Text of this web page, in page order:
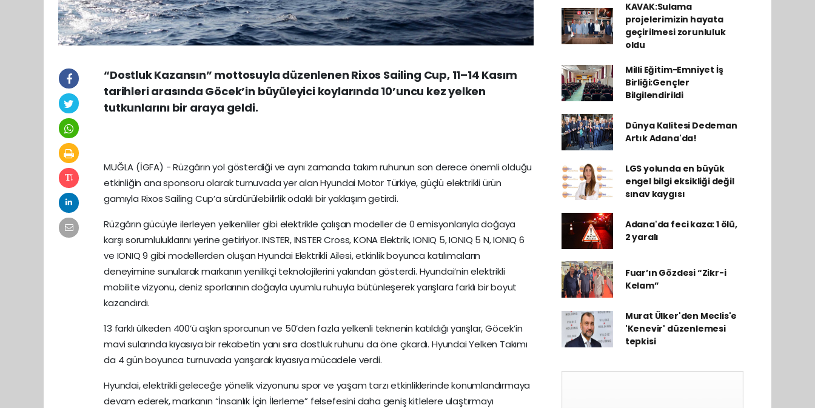
“Dostluk Kazansın” mottosuyla düzenlenen Rixos Sailing Cup, 11–14 Kasım
tarihleri arasında Göcek’in büyüleyici koylarında 10’uncu kez yelken
tutkunlarını bir araya geldi.
MUĞLA (İGFA) - Rüzgârın yol gösterdiği ve aynı zamanda takım ruhunun son derece önemli olduğu
etkinliğin ana sponsoru olarak turnuvada yer alan Hyundai Motor Türkiye, güçlü elektrikli ürün
gamıyla Rixos Sailing Cup’a sürdürülebilirlik odaklı bir yaklaşım getirdi.
Rüzgârın gücüyle ilerleyen yelkenliler gibi elektrikle çalışan modeller de 0 emisyonlarıyla doğaya
karşı sorumluluklarını yerine getiriyor. INSTER, INSTER Cross, KONA Elektrik, IONIQ 5, IONIQ 5 N, IONIQ 6
ve IONIQ 9 gibi modellerden oluşan Hyundai Elektrikli Ailesi, etkinlik boyunca katılımcıların
deneyimine sunularak markanın yenilikçi teknolojilerini yakından gösterdi. Hyundai’nin elektrikli
mobilite vizyonu, deniz sporlarının doğayla uyumlu ruhuyla bütünleşerek yarışlara farklı bir boyut
kazandırdı.
13 farklı ülkeden 400’ü aşkın sporcunun ve 50’den fazla yelkenli teknenin katıldığı yarışlar, Göcek’in
mavi sularında kıyasıya bir rekabetin yanı sıra dostluk ruhunu da öne çıkardı. Hyundai Yelken Takımı
da 4 gün boyunca turnuvada yarışarak kıyasıya mücadele verdi.
Hyundai, elektrikli geleceğe yönelik vizyonunu spor ve yaşam tarzı etkinliklerinde konumlandırmaya
devam ederek, markanın “İnsanlık İçin İlerleme” felsefesini daha geniş kitlelere ulaştırmayı
KAVAK:Sulama
projelerimizin hayata
geçirilmesi zorunluluk
oldu
Milli Eğitim-Emniyet İş
Birliği:Gençler
Bilgilendirildi
Dünya Kalitesi Dedeman
Artık Adana'da!
LGS yolunda en büyük
engel bilgi eksikliği değil
sınav kaygısı
Adana'da feci kaza: 1 ölü,
2 yaralı
Fuar’ın Gözdesi “Zikr-i
Kelam”
Murat Ülker'den Meclis'e
'Kenevir' düzenlemesi
tepkisi